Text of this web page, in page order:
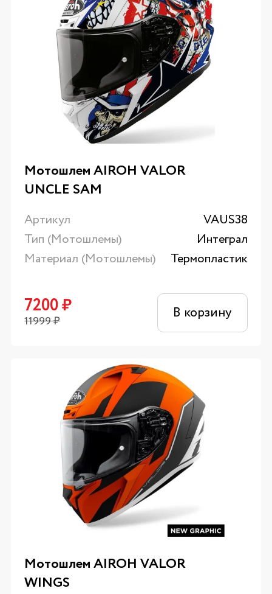
Мотошлем AIROH VALOR
UNCLE SAM
Артикул
VAUS38
Тип (Мотошлемы)
Интеграл
Материал (Мотошлемы)
Термопластик
7200₽
11999₽ В корзину
Мотошлем AIROH VALOR
WINGS